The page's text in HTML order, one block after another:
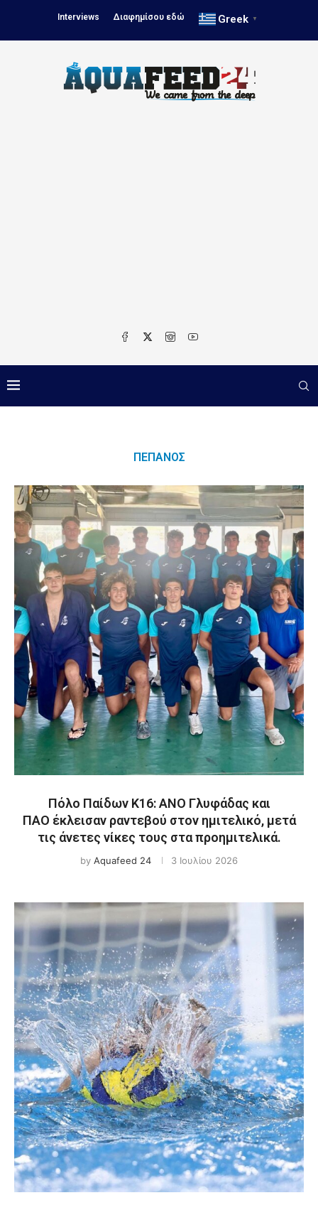
Interviews Διαφημίσου εδώ Greek ▼
ΠΕΠΑΝΌΣ
Πόλο Παίδων Κ16: ΑΝΟ Γλυφάδας και
ΠΑΟ έκλεισαν ραντεβού στον ημιτελικό, μετά
τις άνετες νίκες τους στα προημιτελικά.
by Aquafeed 24 3 Ιουλίου 2026